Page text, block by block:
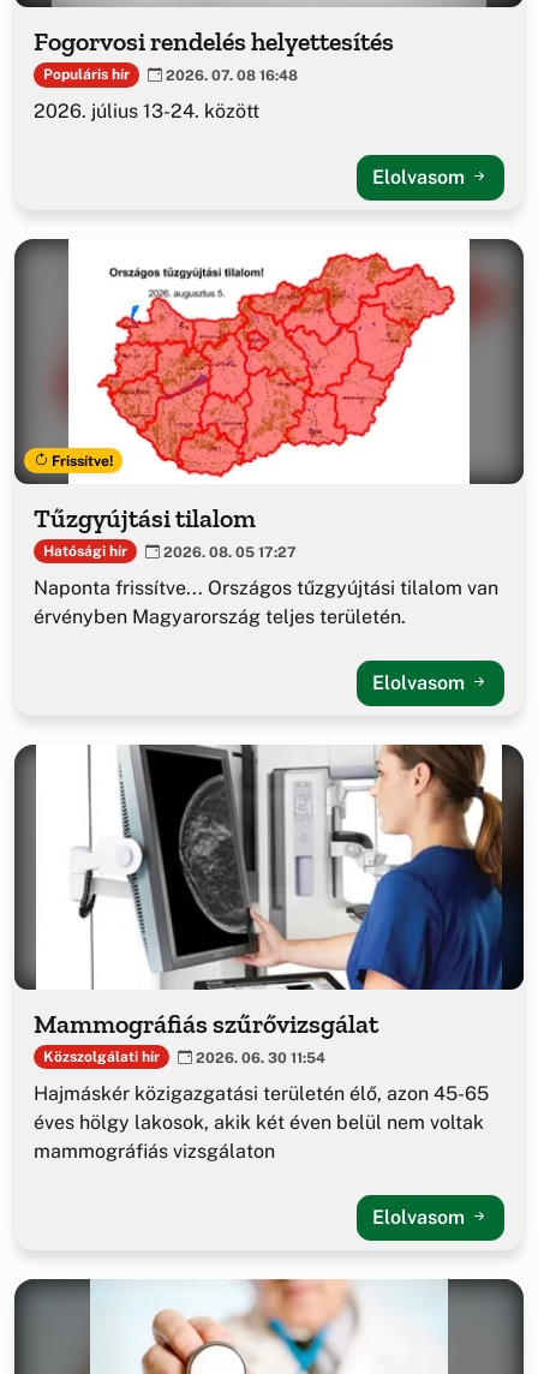
Fogorvosi rendelés helyettesítés
Populáris hír 2026. 07. 08 16:48
2026. július 13-24. között
Elolvasom
Frissítve!
Tűzgyújtási tilalom
Hatósági hír 2026. 08. 05 17:27
Naponta frissítve... Országos tűzgyújtási tilalom van
érvényben Magyarország teljes területén.
Elolvasom
Mammográfiás szűrővizsgálat
Közszolgálati hír 2026. 06. 30 11:54
Hajmáskér közigazgatási területén élő, azon 45-65
éves hölgy lakosok, akik két éven belül nem voltak
mammográfiás vizsgálaton
Elolvasom